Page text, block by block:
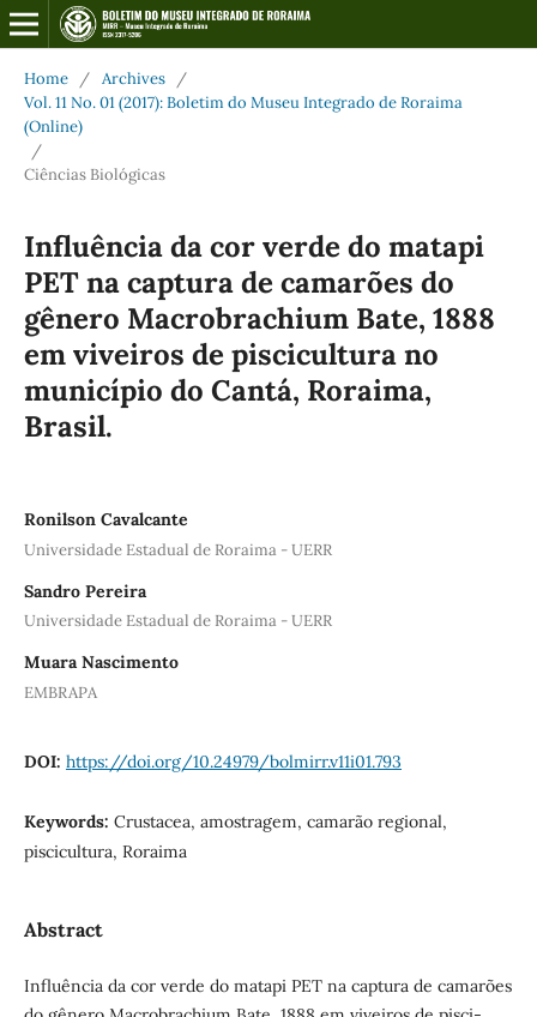
Home / Archives
/
Vol. 11 No. 01 (2017): Boletim do Museu Integrado de Roraima
(Online)
/
Ciências Biológicas
Influência da cor verde do matapi
PET na captura de camarões do
gênero Macrobrachium Bate, 1888
em viveiros de piscicultura no
município do Cantá, Roraima,
Brasil.
Ronilson Cavalcante
Universidade Estadual de Roraima - UERR
Sandro Pereira
Universidade Estadual de Roraima - UERR
Muara Nascimento
EMBRAPA
DOI: https://doi.org/10.24979/bolmirr.v11i01.793
Keywords: Crustacea, amostragem, camarão regional,
piscicultura, Roraima
Abstract
Influência da cor verde do matapi PET na captura de camarões